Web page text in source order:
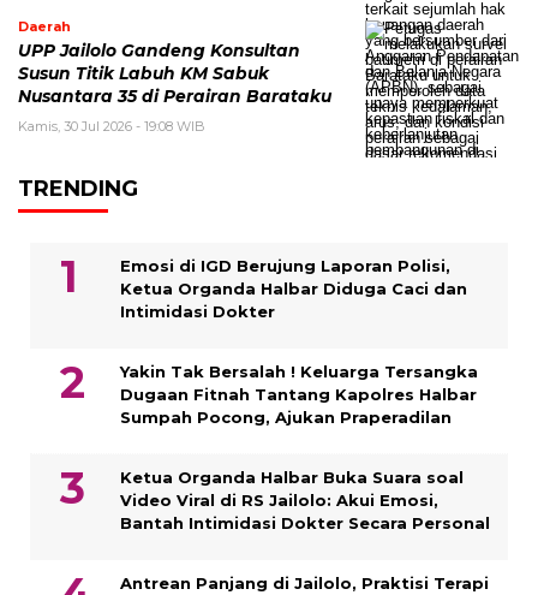
Daerah
UPP Jailolo Gandeng Konsultan
Susun Titik Labuh KM Sabuk
Nusantara 35 di Perairan Barataku
Kamis, 30 Jul 2026 - 19:08 WIB
TRENDING
Emosi di IGD Berujung Laporan Polisi,
Ketua Organda Halbar Diduga Caci dan
Intimidasi Dokter
Yakin Tak Bersalah ! Keluarga Tersangka
Dugaan Fitnah Tantang Kapolres Halbar
Sumpah Pocong, Ajukan Praperadilan
Ketua Organda Halbar Buka Suara soal
Video Viral di RS Jailolo: Akui Emosi,
Bantah Intimidasi Dokter Secara Personal
Antrean Panjang di Jailolo, Praktisi Terapi